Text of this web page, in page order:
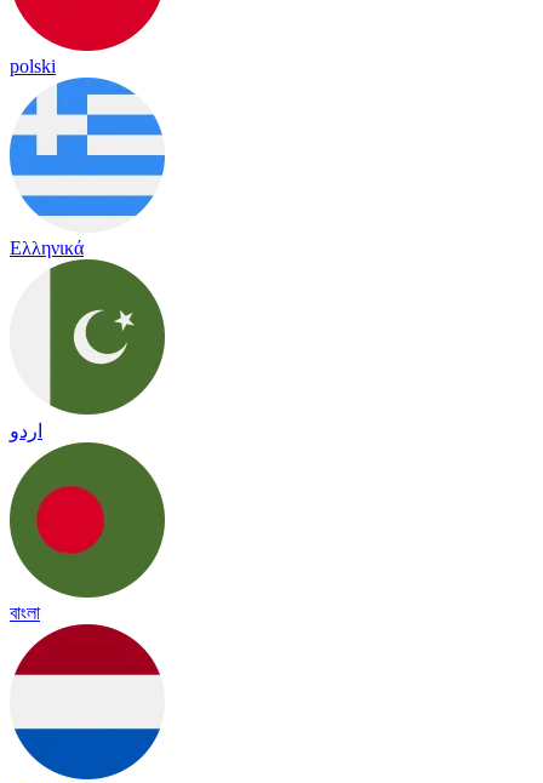
polski
Ελληνικά
اردو
বাংলা